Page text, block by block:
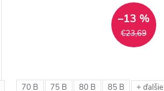
€23,69
–13 %
70 B 75 B 80 B 85 B + ďalšie